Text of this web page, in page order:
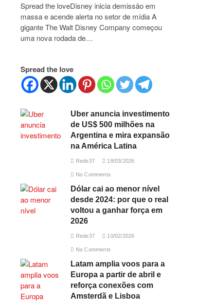
Spread the loveDisney inicia demissão em
massa e acende alerta no setor de mídia A
gigante The Walt Disney Company começou
uma nova rodada de…
Spread the love
Uber anuncia investimento
de US$ 500 milhões na
Argentina e mira expansão
na América Latina
Rede37 18/03/2026
No Comments
Dólar cai ao menor nível
desde 2024: por que o real
voltou a ganhar força em
2026
Rede37 10/02/2026
No Comments
Latam amplia voos para a
Europa a partir de abril e
reforça conexões com
Amsterdã e Lisboa